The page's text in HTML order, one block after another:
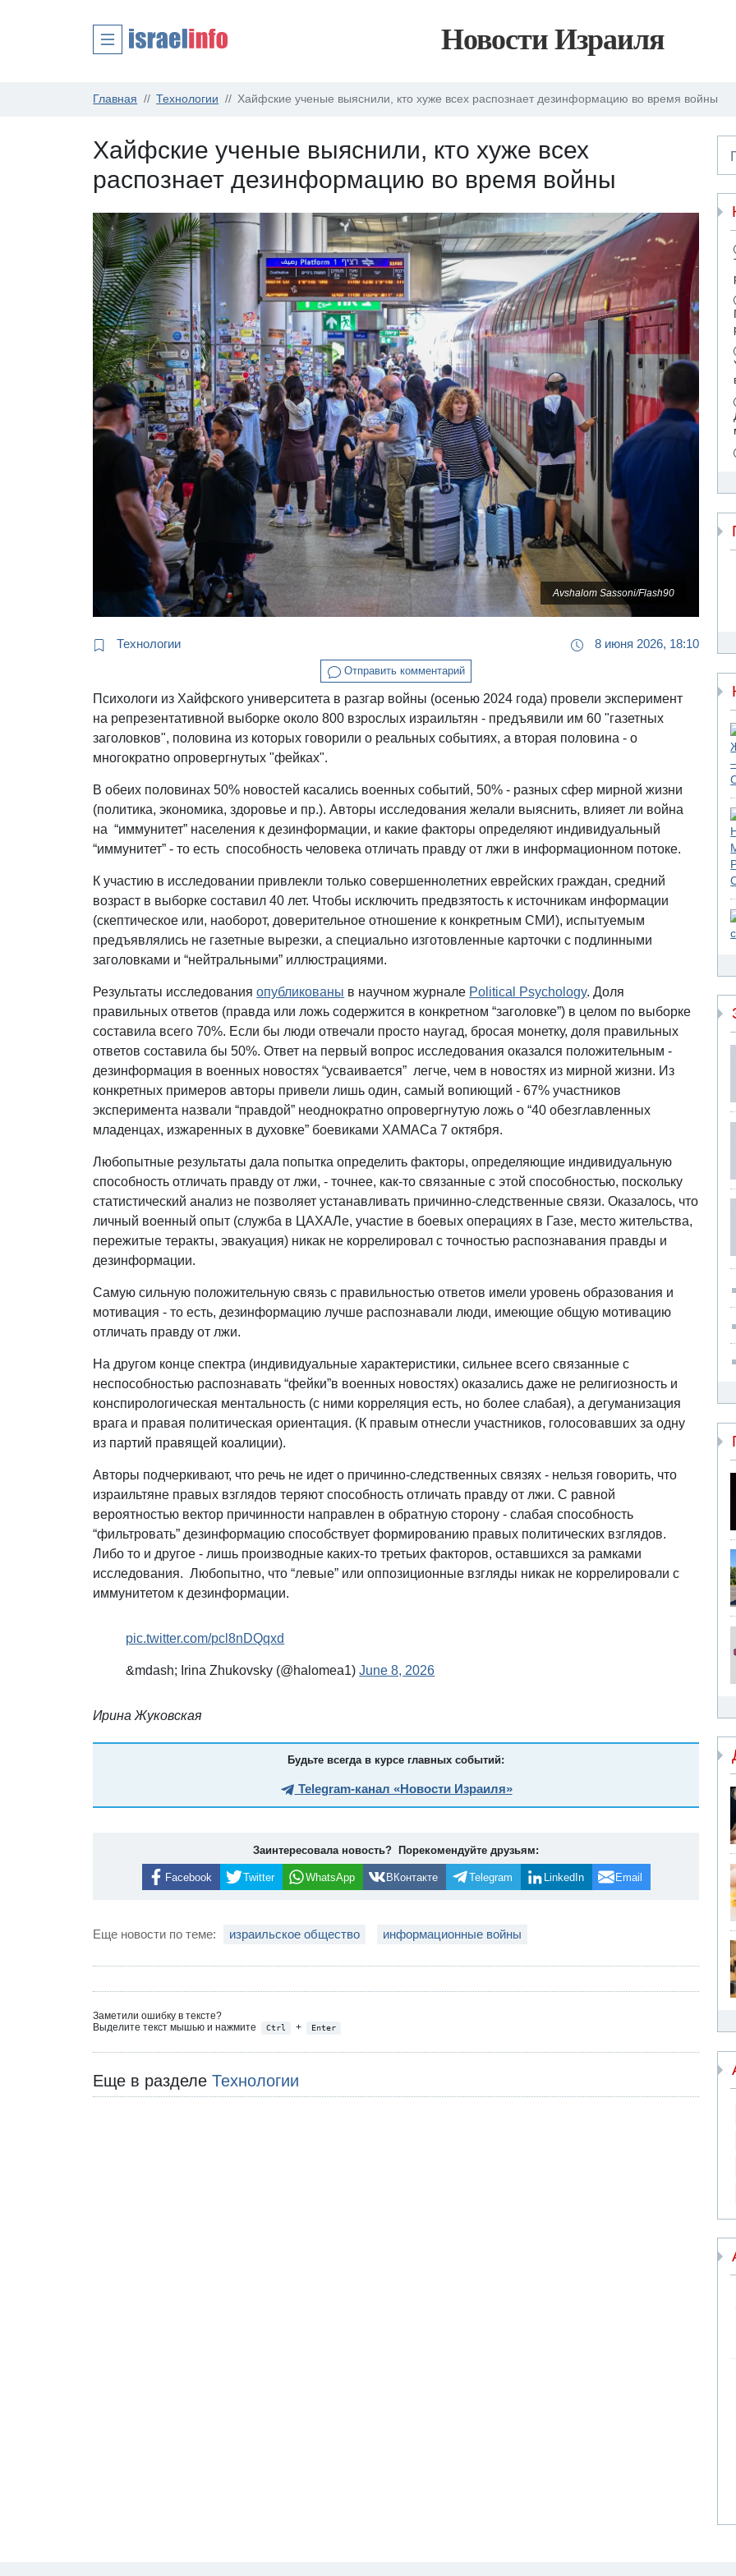
Новости Израиля
Главная Технологии Хайфские ученые выяснили, кто хуже всех распознает дезинформацию во время войны
Хайфские ученые выяснили, кто хуже всех
распознает дезинформацию во время войны
Avshalom Sassoni/Flash90
Технологии 8 июня 2026, 18:10
Отправить комментарий
Психологи из Хайфского университета в разгар войны (осенью 2024 года) провели эксперимент
на репрезентативной выборке около 800 взрослых израильтян - предъявили им 60 "газетных
заголовков", половина из которых говорили о реальных событиях, а вторая половина - о
многократно опровергнутых "фейках".
В обеих половинах 50% новостей касались военных событий, 50% - разных сфер мирной жизни
(политика, экономика, здоровье и пр.). Авторы исследования желали выяснить, влияет ли война
на “иммунитет” населения к дезинформации, и какие факторы определяют индивидуальный
“иммунитет” - то есть способность человека отличать правду от лжи в информационном потоке.
К участию в исследовании привлекли только совершеннолетних еврейских граждан, средний
возраст в выборке составил 40 лет. Чтобы исключить предвзятость к источникам информации
(скептическое или, наоборот, доверительное отношение к конкретным СМИ), испытуемым
предъявлялись не газетные вырезки, а специально изготовленные карточки с подлинными
заголовками и “нейтральными” иллюстрациями.
Результаты исследованияопубликованы в научном журнале Political Psychology. Доля
правильных ответов (правда или ложь содержится в конкретном “заголовке”) в целом по выборке
составила всего 70%. Если бы люди отвечали просто наугад, бросая монетку, доля правильных
ответов составила бы 50%. Ответ на первый вопрос исследования оказался положительным -
дезинформация в военных новостях “усваивается” легче, чем в новостях из мирной жизни. Из
конкретных примеров авторы привели лишь один, самый вопиющий - 67% участников
эксперимента назвали “правдой” неоднократно опровергнутую ложь о “40 обезглавленных
младенцах, изжаренных в духовке” боевиками ХАМАСа 7 октября.
Любопытные результаты дала попытка определить факторы, определяющие индивидуальную
способность отличать правду от лжи, - точнее, как-то связанные с этой способностью, поскольку
статистический анализ не позволяет устанавливать причинно-следственные связи. Оказалось, что
личный военный опыт (служба в ЦАХАЛе, участие в боевых операциях в Газе, место жительства,
пережитые теракты, эвакуация) никак не коррелировал с точностью распознавания правды и
дезинформации.
Самую сильную положительную связь с правильностью ответов имели уровень образования и
мотивация - то есть, дезинформацию лучше распознавали люди, имеющие общую мотивацию
отличать правду от лжи.
На другом конце спектра (индивидуальные характеристики, сильнее всего связанные с
неспособностью распознавать “фейки”в военных новостях) оказались даже не религиозность и
конспирологическая ментальность (с ними корреляция есть, но более слабая), а дегуманизация
врага и правая политическая ориентация. (К правым отнесли участников, голосовавших за одну
из партий правящей коалиции).
Авторы подчеркивают, что речь не идет о причинно-следственных связях - нельзя говорить, что
израильтяне правых взглядов теряют способность отличать правду от лжи. С равной
вероятностью вектор причинности направлен в обратную сторону - слабая способность
“фильтровать” дезинформацию способствует формированию правых политических взглядов.
Либо то и другое - лишь производные каких-то третьих факторов, оставшихся за рамками
исследования. Любопытно, что “левые” или оппозиционные взгляды никак не коррелировали с
иммунитетом к дезинформации.
pic.twitter.com/pcl8nDQqxd
&mdash; Irina Zhukovsky (@halomea1)June 8, 2026
Ирина Жуковская
Будьте всегда в курсе главных событий:
Telegram-канал «Новости Израиля»
Заинтересовала новость? Порекомендуйте друзьям:
Facebook Twitter WhatsApp ВКонтакте Telegram LinkedIn Email
Еще новости по теме: израильское общество информационные войны
Заметили ошибку в тексте?
Выделите текст мышью и нажмите
Ctrl + Enter
Еще в разделеТехнологии